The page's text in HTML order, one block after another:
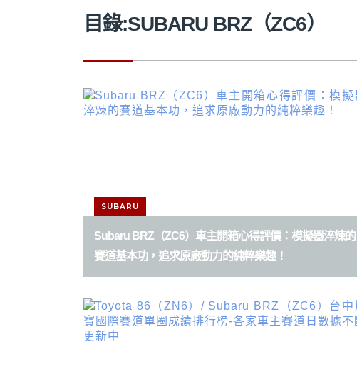
目錄:SUBARU BRZ（ZC6）
SUBARU
Subaru BRZ（ZC6）車主開箱心得評價：模擬器淬煉的
賽道基本功，追求原廠動力的純粹樂趣！